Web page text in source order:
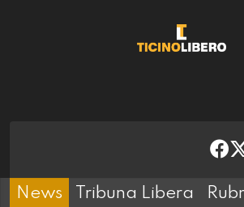
News Tribuna Libera